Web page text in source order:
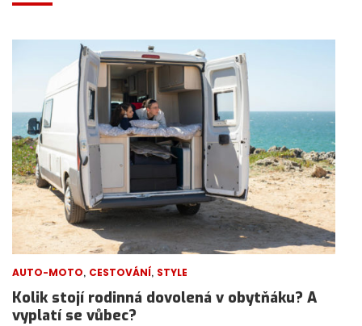
AUTO-MOTO, CESTOVÁNÍ, STYLE
Kolik stojí rodinná dovolená v obytňáku? A
vyplatí se vůbec?